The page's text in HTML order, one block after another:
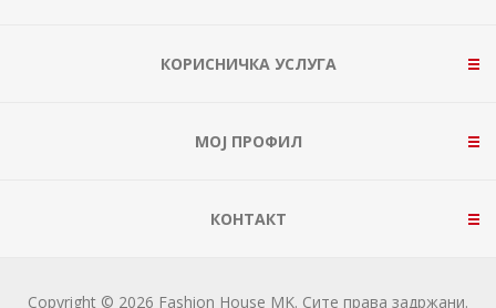
КОРИСНИЧКА УСЛУГА
МОЈ ПРОФИЛ
КОНТАКТ
Copyright © 2026 Fashion House MK. Сите права задржани.